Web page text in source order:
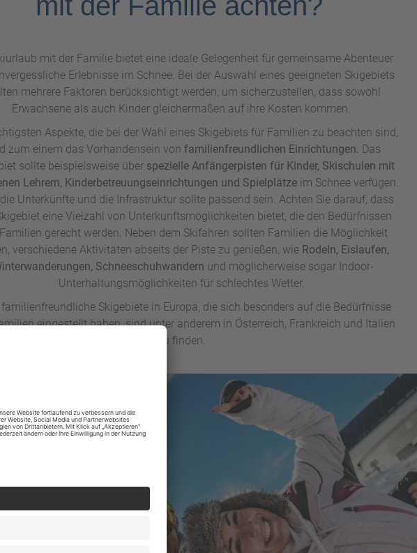
mit der Familie bietet eine ideale Gelegenheit für gemeinsame Abenteuer
Erlebnisse im Schnee. Bei der Auswahl eines geeigneten Skigebiets
mehrere Faktoren berücksichtigt werden, um sicherzustellen, dass sowohl
Erwachsene als auch Kinder gleichermaßen auf ihre Kosten kommen.
Aspekte, die bei der Wahl eines Skigebiets für Familien zu beachten sind,
zum einem das Vorhandensein von familienfreundlichen Einrichtungen. Das
sollte beispielsweise überspezielle Anfängerpisten für Kinder, Skischulen mit
Lehrern, Kinderbetreuungseinrichtungen und Spielplätzeim Schnee verfügen.
Unterkünfte und die Infrastruktur sollte passend sein. Achten Sie darauf, dass
eine Vielzahl von Unterkunftsmöglichkeiten bietet, die den Bedürfnissen
gerecht werden. Neben dem Skifahren sollten Familien die Möglichkeit
verschiedene Aktivitäten abseits der Piste zu genießen, wie Rodeln, Eislaufen,
Schneeschuhwandern und möglicherweise sogar Indoor-
Unterhaltungsmöglichkeiten für schlechtes Wetter.
Skigebiete in Europa, die sich besonders auf die Bedürfnisse
eingestellt haben, sind unter anderem in Österreich, Frankreich und Italien
zu finden.